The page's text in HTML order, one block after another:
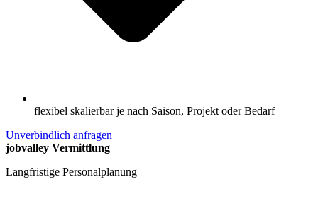
flexibel skalierbar je nach Saison, Projekt oder Bedarf
Unverbindlich anfragen
jobvalley Vermittlung
Langfristige Personalplanung